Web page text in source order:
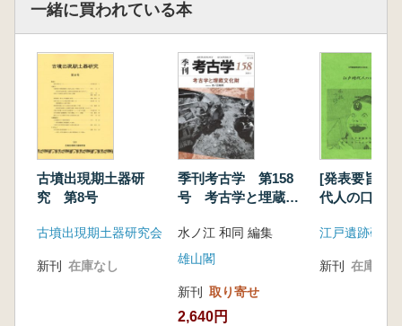
一緒に買われている本
古墳出現期土器研
究 第8号
古墳出現期土器研究会
新刊 在庫なし
季刊考古学 第158
号 考古学と埋蔵文
水ノ江 和同 編集
雄山閣
新刊 取り寄せ
2,640円
[発表要旨]
代人の口
江戸遺跡研究
新刊 在庫なし